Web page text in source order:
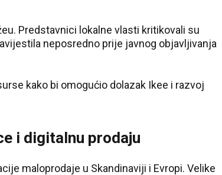
Predstavnici lokalne vlasti kritikovali su
neposredno prije javnog objavljivanja
kako bi omogućio dolazak Ikee i razvoj
i digitalnu prodaju
maloprodaje u Skandinaviji i Evropi. Velike